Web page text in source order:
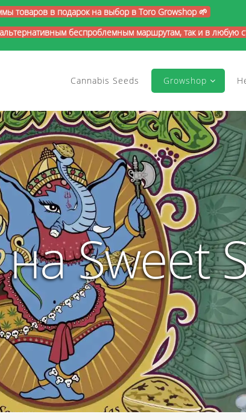
товаров в подарок на выбор в Toro Growshop 🌱
беспроблемным маршрутам, так и в любую
Cannabis Seeds Growshop
Sweet